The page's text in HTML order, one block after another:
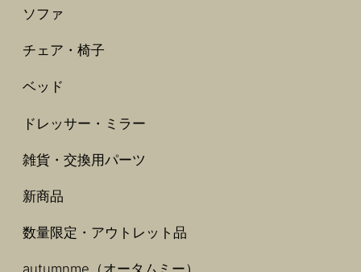
ソファ
チェア・椅子
ベッド
ドレッサー・ミラー
雑貨・交換用パーツ
新商品
数量限定・アウトレット品
autumnme（オータムミー）